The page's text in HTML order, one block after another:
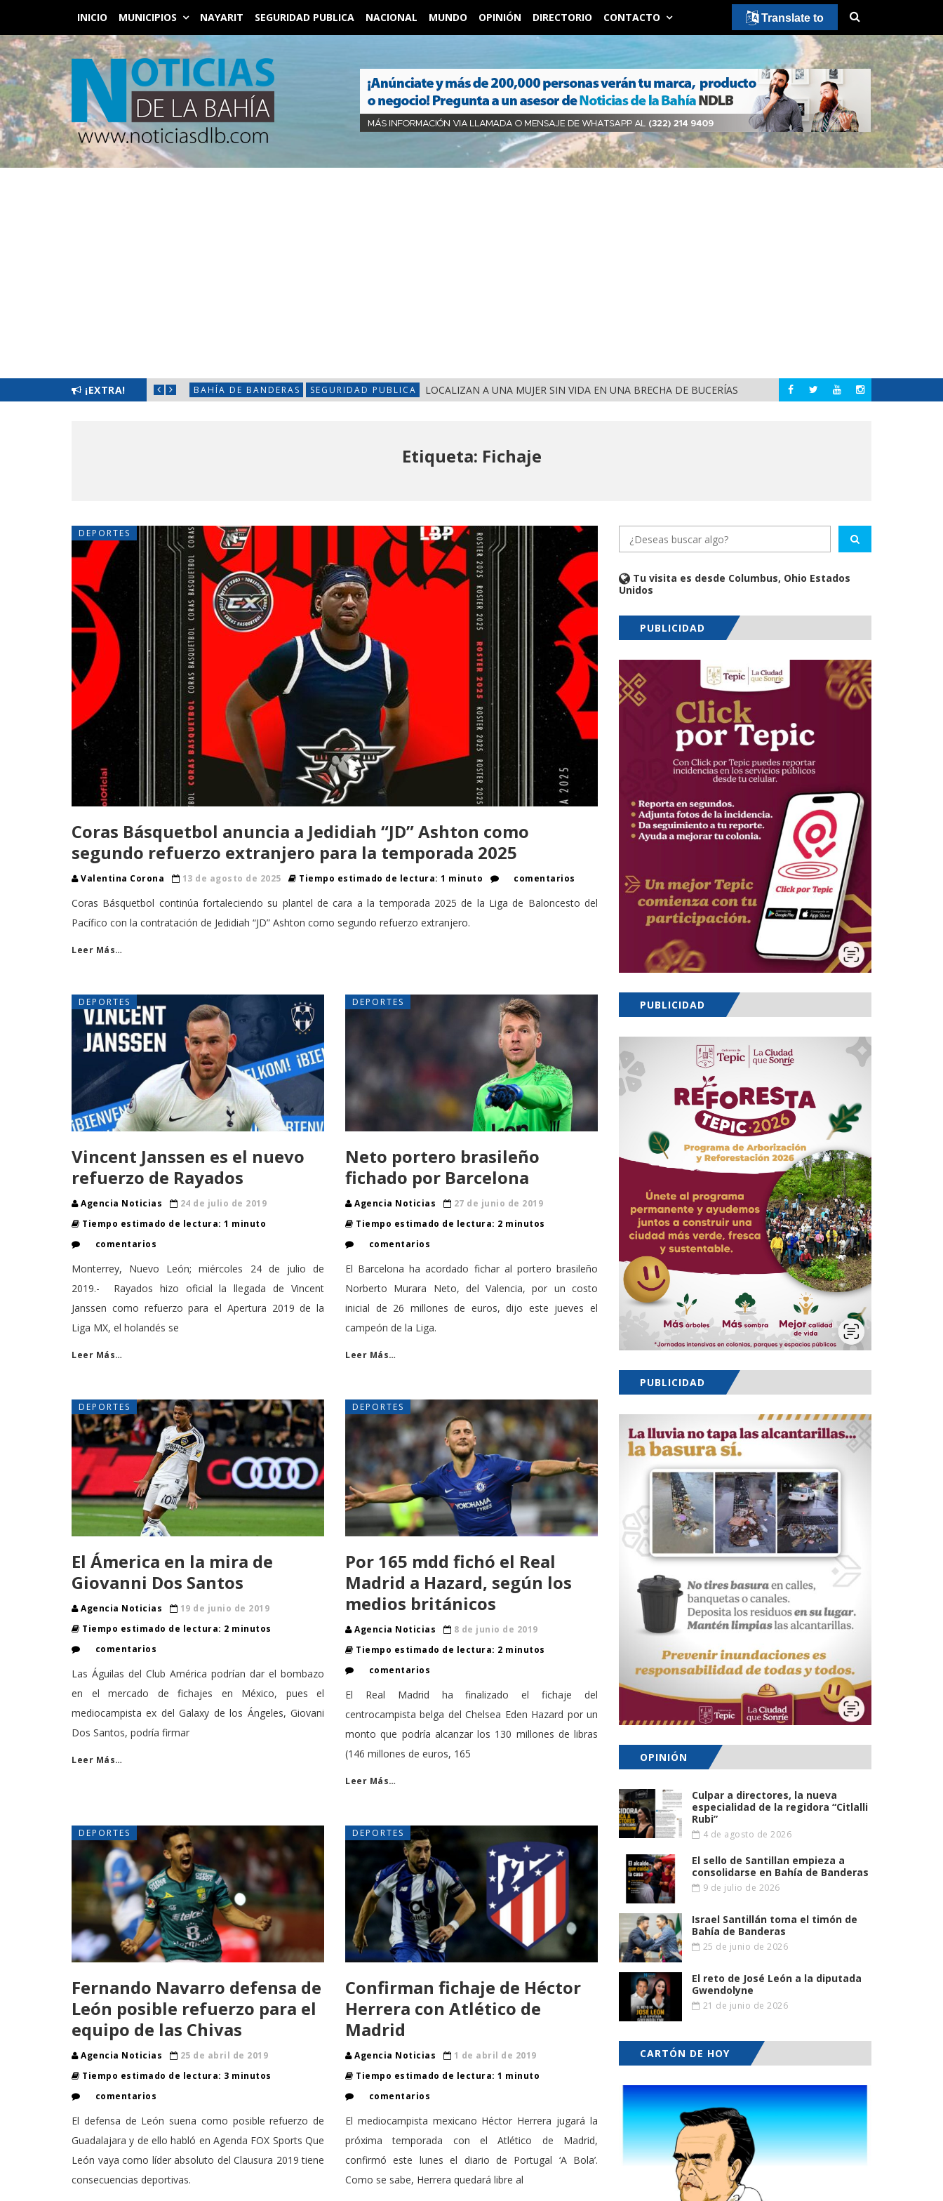
INICIO MUNICIPIOS NAYARIT SEGURIDAD PUBLICA NACIONAL MUNDO OPINIÓN DIRECTORIO CONTACTO
¡EXTRA!
CON HÉCTOR SANTANA BAHÍA DE BANDERAS SEGURIDAD PUBLICA LOCALIZAN A UNA MUJER SIN VIDA EN UNA BRECHA DE BUCERÍAS BAHÍA DE BANDERAS
Etiqueta: Fichaje
DEPORTES
Coras Básquetbol anuncia a Jedidiah “JD” Ashton como
segundo refuerzo extranjero para la temporada 2025
Valentina Corona 13 de agosto de 2025 Tiempo estimado de lectura: 1 minuto comentarios
Coras Básquetbol continúa fortaleciendo su plantel de cara a la temporada 2025 de la Liga de Baloncesto del
Pacífico con la contratación de Jedidiah “JD” Ashton como segundo refuerzo extranjero.
Leer Más…
DEPORTES
Vincent Janssen es el nuevo
refuerzo de Rayados
Agencia Noticias
24 de julio de 2019
Tiempo estimado de lectura: 1 minuto
comentarios
Monterrey, Nuevo León; miércoles 24 de julio de
2019.- Rayados hizo oficial la llegada de Vincent
Janssen como refuerzo para el Apertura 2019 de la
Liga MX, el holandés se
Leer Más…
DEPORTES
Neto portero brasileño
fichado por Barcelona
Agencia Noticias
27 de junio de 2019
Tiempo estimado de lectura: 2 minutos
comentarios
El Barcelona ha acordado fichar al portero brasileño
Norberto Murara Neto, del Valencia, por un costo
inicial de 26 millones de euros, dijo este jueves el
campeón de la Liga.
Leer Más…
DEPORTES
El Ámerica en la mira de
Giovanni Dos Santos
Agencia Noticias
19 de junio de 2019
Tiempo estimado de lectura: 2 minutos
comentarios
Las Águilas del Club América podrían dar el bombazo
en el mercado de fichajes en México, pues el
mediocampista ex del Galaxy de los Ángeles, Giovani
Dos Santos, podría firmar
Leer Más…
DEPORTES
Por 165 mdd fichó el Real
Madrid a Hazard, según los
medios británicos
Agencia Noticias
8 de junio de 2019
Tiempo estimado de lectura: 2 minutos
comentarios
El Real Madrid ha finalizado el fichaje del
centrocampista belga del Chelsea Eden Hazard por un
monto que podría alcanzar los 130 millones de libras
(146 millones de euros, 165
Leer Más…
DEPORTES
Fernando Navarro defensa de
León posible refuerzo para el
equipo de las Chivas
Agencia Noticias
25 de abril de 2019
Tiempo estimado de lectura: 3 minutos
comentarios
El defensa de León suena como posible refuerzo de
Guadalajara y de ello habló en Agenda FOX Sports Que
León vaya como líder absoluto del Clausura 2019 tiene
consecuencias deportivas.
DEPORTES
Confirman fichaje de Héctor
Herrera con Atlético de
Madrid
Agencia Noticias
1 de abril de 2019
Tiempo estimado de lectura: 1 minuto
comentarios
El mediocampista mexicano Héctor Herrera jugará la
próxima temporada con el Atlético de Madrid,
confirmó este lunes el diario de Portugal ‘A Bola’.
Como se sabe, Herrera quedará libre al
Tu visita es desde Columbus, Ohio Estados
Unidos
PUBLICIDAD
PUBLICIDAD
PUBLICIDAD
OPINIÓN
Culpar a directores, la nueva
especialidad de la regidora “Citlalli
Rubi”
4 de agosto de 2026
El sello de Santillan empieza a
consolidarse en Bahía de Banderas
9 de julio de 2026
Israel Santillán toma el timón de
Bahía de Banderas
25 de junio de 2026
El reto de José León a la diputada
Gwendolyne
21 de junio de 2026
CARTÓN DE HOY
Translate to